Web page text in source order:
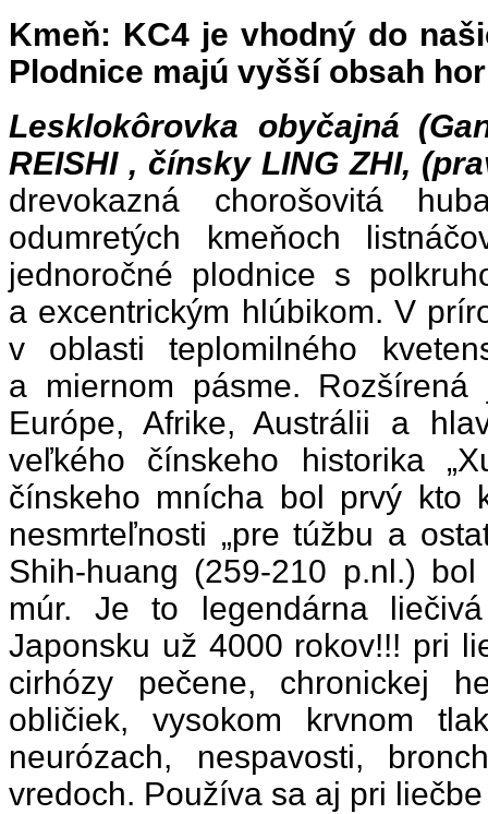
Kmeň: KC4 je vhodný do
Plodnice majú vyšší obsah
Lesklokôrovka obyčajná
REISHI , čínsky LING ZHI,
drevokazná chorošovitá
odumretých kmeňoch
jednoročné plodnice s
a excentrickým hlúbikom. V
v oblasti teplomilného
a miernom pásme.
Európe, Afrike, Austrálii a
veľkého čínskeho historika
čínskeho mnícha bol prvý kto
nesmrteľnosti „pre túžbu a
Shih-huang (259-210 p.nl.)
múr. Je to legendárna
Japonsku už 4000 rokov!!! pri
cirhózy pečene, chronickej
obličiek, vysokom krvnom
neurózach, nespavosti,
vredoch. Používa sa aj pri